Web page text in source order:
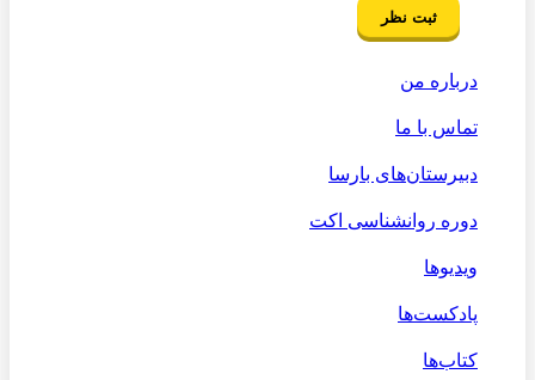
درباره من
تماس با ما
دبیرستان‌های بارسا
دوره روانشناسی اکت
ویدیوها
پادکست‌ها
کتاب‌ها